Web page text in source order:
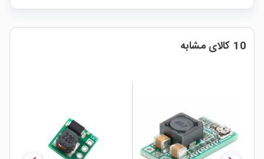
10 کالای مشابه